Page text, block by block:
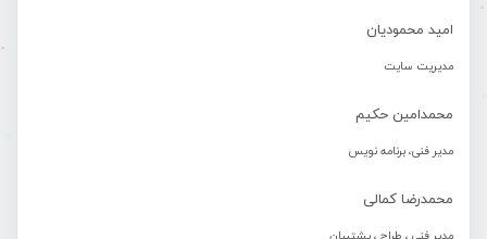
امید محمودیان
مدیریت سایت
محمدامین حکیم
مدیر فنی، برنامه نویس
محمدرضا کمالی